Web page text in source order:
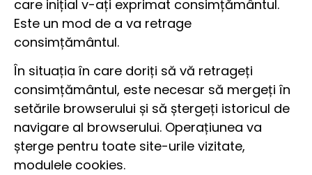
care inițial v-ați exprimat consimțământul.
Este un mod de a va retrage
consimțământul.
În situația în care doriți să vă retrageți
consimțământul, este necesar să mergeți în
setările browserului și să ștergeți istoricul de
navigare al browserului. Operațiunea va
șterge pentru toate site-urile vizitate,
modulele cookies.